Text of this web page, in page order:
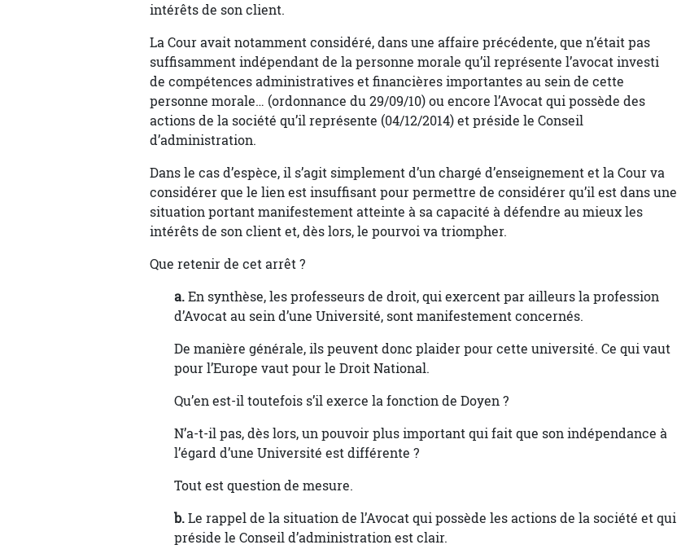
intérêts de son client.
La Cour avait notamment considéré, dans une affaire précédente, que n’était pas
suffisamment indépendant de la personne morale qu’il représente l’avocat investi
de compétences administratives et financières importantes au sein de cette
personne morale… (ordonnance du 29/09/10) ou encore l’Avocat qui possède des
actions de la société qu’il représente (04/12/2014) et préside le Conseil
d’administration.
Dans le cas d’espèce, il s’agit simplement d’un chargé d’enseignement et la Cour va
considérer que le lien est insuffisant pour permettre de considérer qu’il est dans une
situation portant manifestement atteinte à sa capacité à défendre au mieux les
intérêts de son client et, dès lors, le pourvoi va triompher.
Que retenir de cet arrêt ?
a.En synthèse, les professeurs de droit, qui exercent par ailleurs la profession
d’Avocat au sein d’une Université, sont manifestement concernés.
De manière générale, ils peuvent donc plaider pour cette université. Ce qui vaut
pour l’Europe vaut pour le Droit National.
Qu’en est-il toutefois s’il exerce la fonction de Doyen ?
N’a-t-il pas, dès lors, un pouvoir plus important qui fait que son indépendance à
l’égard d’une Université est différente ?
Tout est question de mesure.
b.Le rappel de la situation de l’Avocat qui possède les actions de la société et qui
préside le Conseil d’administration est clair.